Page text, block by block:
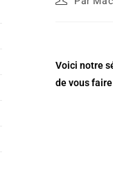
Voici notre
de vous